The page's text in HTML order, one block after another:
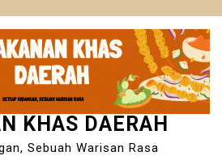
KHAS DAERAH
Sebuah Warisan Rasa